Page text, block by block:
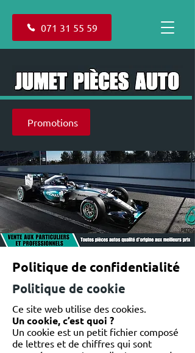
071 31 55 59
Promotions
Politique de confidentialité
Politique de cookie
Ce site web utilise des cookies.
Un cookie, c’est quoi ?
Un cookie est un petit fichier composé
de lettres et de chiffres qui sont